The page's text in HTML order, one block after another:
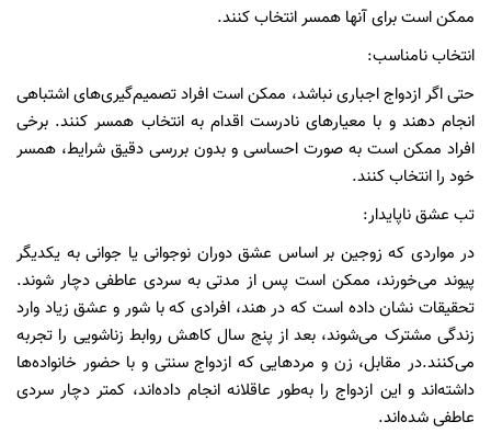
ممکن است برای آنها همسر انتخاب کنند.
انتخاب نامناسب:
حتی اگر ازدواج اجباری نباشد، ممکن است افراد تصمیم‌گیری‌های اشتباهی
انجام دهند و با معیارهای نادرست اقدام به انتخاب همسر کنند. برخی
افراد ممکن است به صورت احساسی و بدون بررسی دقیق شرایط، همسر
خود را انتخاب کنند.
تب عشق ناپایدار:
در مواردی که زوجین بر اساس عشق دوران نوجوانی یا جوانی به یکدیگر
پیوند می‌خورند، ممکن است پس از مدتی به سردی عاطفی دچار شوند.
تحقیقات نشان داده است که در هند، افرادی که با شور و عشق زیاد وارد
زندگی مشترک می‌شوند، بعد از پنج سال کاهش روابط زناشویی را تجربه
می‌کنند.در مقابل، زن و مردهایی که ازدواج سنتی و با حضور خانواده‌ها
داشته‌اند و این ازدواج را به‌طور عاقلانه انجام داده‌اند، کمتر دچار سردی
عاطفی شده‌اند.